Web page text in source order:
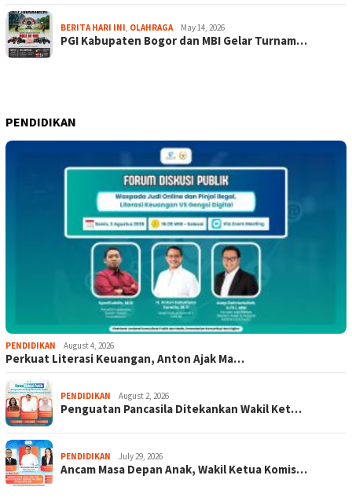
BERITA HARI INI, OLAHRAGA May 14, 2026
PGI Kabupaten Bogor dan MBI Gelar Turnam…
PENDIDIKAN
PENDIDIKAN August 4, 2026
Perkuat Literasi Keuangan, Anton Ajak Ma…
PENDIDIKAN August 2, 2026
Penguatan Pancasila Ditekankan Wakil Ket…
PENDIDIKAN July 29, 2026
Ancam Masa Depan Anak, Wakil Ketua Komis…